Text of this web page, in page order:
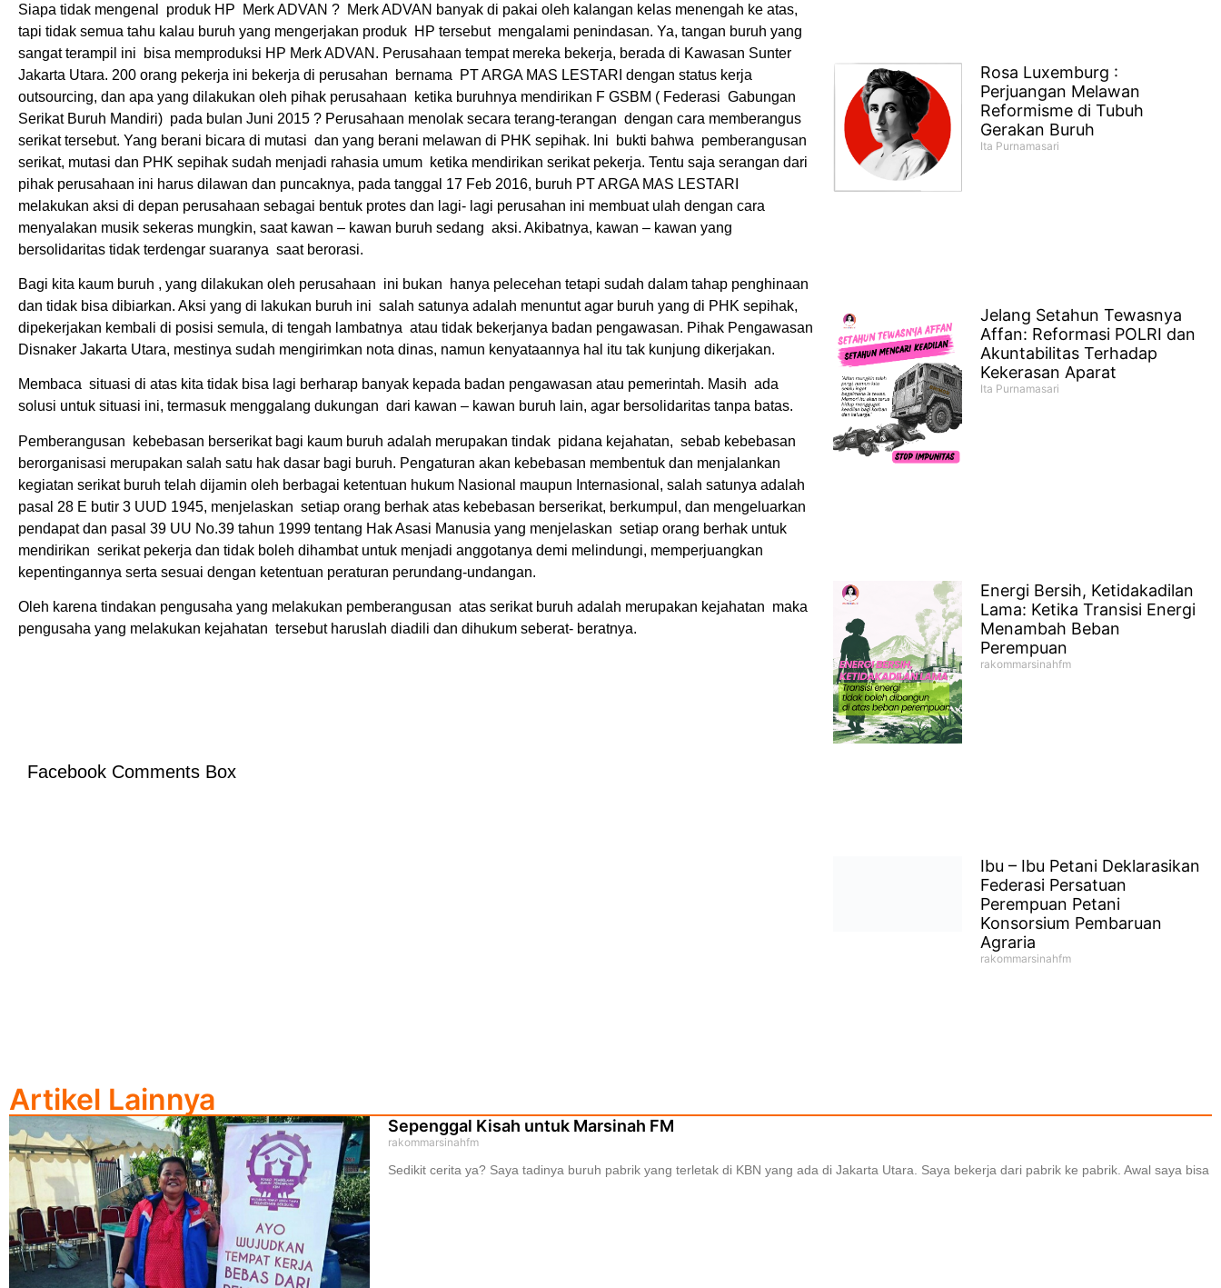
Siapa tidak mengenal produk HP Merk ADVAN ? Merk ADVAN banyak di pakai oleh kalangan kelas menengah ke atas,
tapi tidak semua tahu kalau buruh yang mengerjakan produk HP tersebut mengalami penindasan. Ya, tangan buruh yang
sangat terampil ini bisa memproduksi HP Merk ADVAN. Perusahaan tempat mereka bekerja, berada di Kawasan Sunter
Jakarta Utara. 200 orang pekerja ini bekerja di perusahan bernama PT ARGA MAS LESTARI dengan status kerja
outsourcing, dan apa yang dilakukan oleh pihak perusahaan ketika buruhnya mendirikan F GSBM ( Federasi Gabungan
Serikat Buruh Mandiri) pada bulan Juni 2015 ? Perusahaan menolak secara terang-terangan dengan cara memberangus
serikat tersebut. Yang berani bicara di mutasi dan yang berani melawan di PHK sepihak. Ini bukti bahwa pemberangusan
serikat, mutasi dan PHK sepihak sudah menjadi rahasia umum ketika mendirikan serikat pekerja. Tentu saja serangan dari
pihak perusahaan ini harus dilawan dan puncaknya, pada tanggal 17 Feb 2016, buruh PT ARGA MAS LESTARI
melakukan aksi di depan perusahaan sebagai bentuk protes dan lagi- lagi perusahan ini membuat ulah dengan cara
menyalakan musik sekeras mungkin, saat kawan – kawan buruh sedang aksi. Akibatnya, kawan – kawan yang
bersolidaritas tidak terdengar suaranya saat berorasi.
Bagi kita kaum buruh , yang dilakukan oleh perusahaan ini bukan hanya pelecehan tetapi sudah dalam tahap penghinaan
dan tidak bisa dibiarkan. Aksi yang di lakukan buruh ini salah satunya adalah menuntut agar buruh yang di PHK sepihak,
dipekerjakan kembali di posisi semula, di tengah lambatnya atau tidak bekerjanya badan pengawasan. Pihak Pengawasan
Disnaker Jakarta Utara, mestinya sudah mengirimkan nota dinas, namun kenyataannya hal itu tak kunjung dikerjakan.
Membaca situasi di atas kita tidak bisa lagi berharap banyak kepada badan pengawasan atau pemerintah. Masih ada
solusi untuk situasi ini, termasuk menggalang dukungan dari kawan – kawan buruh lain, agar bersolidaritas tanpa batas.
Pemberangusan kebebasan berserikat bagi kaum buruh adalah merupakan tindak pidana kejahatan, sebab kebebasan
berorganisasi merupakan salah satu hak dasar bagi buruh. Pengaturan akan kebebasan membentuk dan menjalankan
kegiatan serikat buruh telah dijamin oleh berbagai ketentuan hukum Nasional maupun Internasional, salah satunya adalah
pasal 28 E butir 3 UUD 1945, menjelaskan setiap orang berhak atas kebebasan berserikat, berkumpul, dan mengeluarkan
pendapat dan pasal 39 UU No.39 tahun 1999 tentang Hak Asasi Manusia yang menjelaskan setiap orang berhak untuk
mendirikan serikat pekerja dan tidak boleh dihambat untuk menjadi anggotanya demi melindungi, memperjuangkan
kepentingannya serta sesuai dengan ketentuan peraturan perundang-undangan.
Oleh karena tindakan pengusaha yang melakukan pemberangusan atas serikat buruh adalah merupakan kejahatan maka
pengusaha yang melakukan kejahatan tersebut haruslah diadili dan dihukum seberat- beratnya.
Facebook Comments Box
Rosa Luxemburg :
Perjuangan Melawan
Reformisme di Tubuh
Gerakan Buruh
Ita Purnamasari
Jelang Setahun Tewasnya
Affan: Reformasi POLRI dan
Akuntabilitas Terhadap
Kekerasan Aparat
Ita Purnamasari
Energi Bersih, Ketidakadilan
Lama: Ketika Transisi Energi
Menambah Beban
Perempuan
rakommarsinahfm
Ibu – Ibu Petani Deklarasikan
Federasi Persatuan
Perempuan Petani
Konsorsium Pembaruan
Agraria
rakommarsinahfm
Artikel Lainnya
Sepenggal Kisah untuk Marsinah FM
rakommarsinahfm
Sedikit cerita ya? Saya tadinya buruh pabrik yang terletak di KBN yang ada di Jakarta Utara. Saya bekerja dari pabrik ke pabrik. Awal saya bisa